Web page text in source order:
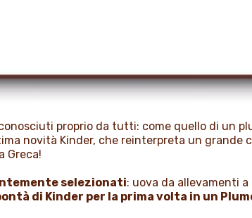
proprio da tutti: come quello di un
novità Kinder, che reinterpreta un grande
Greca!
selezionati: uova da allevamenti
di Kinder per la prima volta in un